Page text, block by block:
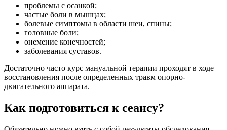
проблемы с осанкой;
частые боли в мышцах;
болевые симптомы в области шеи, спины;
головные боли;
онемение конечностей;
заболевания суставов.
Достаточно часто курс мануальной терапии проходят в ходе
восстановления после определенных травм опорно-
двигательного аппарата.
Как подготовиться к сеансу?